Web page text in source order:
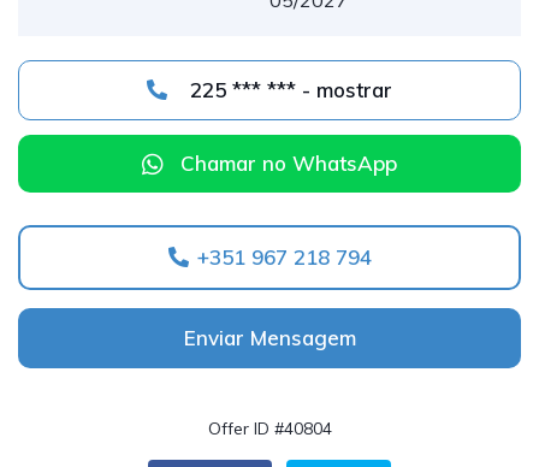
225 *** *** - mostrar
Chamar no WhatsApp
+351 967 218 794
Enviar Mensagem
Offer ID #40804